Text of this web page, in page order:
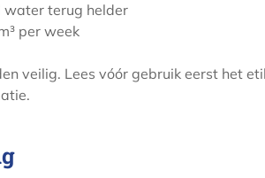
water terug helder
per week
veilig. Lees vóór gebruik eerst het